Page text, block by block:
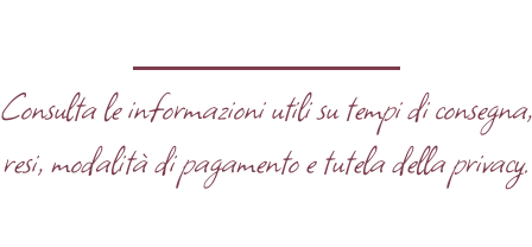
Consulta le informazioni utili su tempi di consegna,
resi, modalità di pagamento e tutela della privacy.